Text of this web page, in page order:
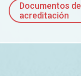
Documentos de
acreditación